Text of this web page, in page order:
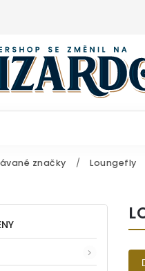
značky / Loungefly